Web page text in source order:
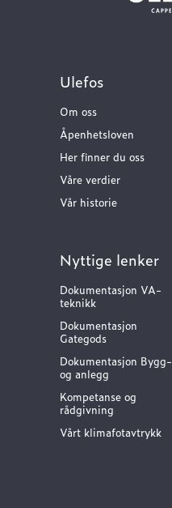
Ulefos
Om oss
Åpenhetsloven
Her finner du oss
Våre verdier
Vår historie
Nyttige lenker
Dokumentasjon VA-
teknikk
Dokumentasjon
Gategods
Dokumentasjon Bygg-
og anlegg
Kompetanse og
rådgivning
Vårt klimafotavtrykk